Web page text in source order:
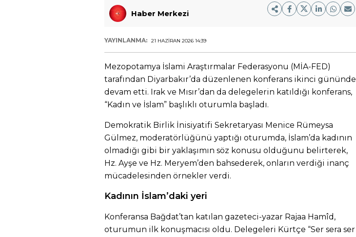
Haber Merkezi
YAYINLANMA: 21 HAZIRAN 2026 14:39
Mezopotamya İslami Araştırmalar Federasyonu (MİA-FED)
tarafından Diyarbakır’da düzenlenen konferans ikinci gününde
devam etti. Irak ve Mısır’dan da delegelerin katıldığı konferans,
“Kadın ve İslam” başlıklı oturumla başladı.
Demokratik Birlik İnisiyatifi Sekretaryası Menice Rümeysa
Gülmez, moderatörlüğünü yaptığı oturumda, İslam’da kadının
olmadığı gibi bir yaklaşımın söz konusu olduğunu belirterek,
Hz. Ayşe ve Hz. Meryem’den bahsederek, onların verdiği inanç
mücadelesinden örnekler verdi.
Kadının İslam’daki yeri
Konferansa Bağdat’tan katılan gazeteci-yazar Rajaa Hamîd,
oturumun ilk konuşmacısı oldu. Delegeleri Kürtçe “Ser sera ser